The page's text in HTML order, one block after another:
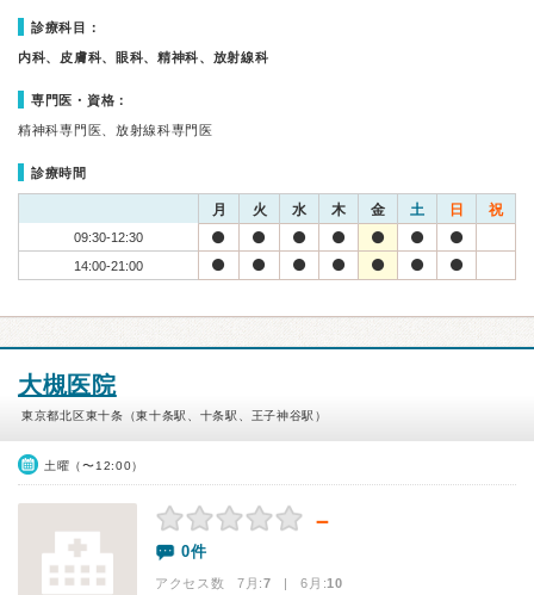
診療科目：
内科、皮膚科、眼科、精神科、放射線科
専門医・資格：
精神科専門医、放射線科専門医
診療時間
月 火 水 木 金 土 日 祝
09:30-12:30
14:00-21:00
大槻医院
東京都北区東十条（東十条駅、十条駅、王子神谷駅）
土曜（〜12:00）
－
0件
アクセス数 7月:7 | 6月:10